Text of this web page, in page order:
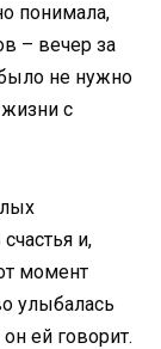
понимала,
– вечер за
было не нужно
с
и,
момент
улыбалась
ей говорит.